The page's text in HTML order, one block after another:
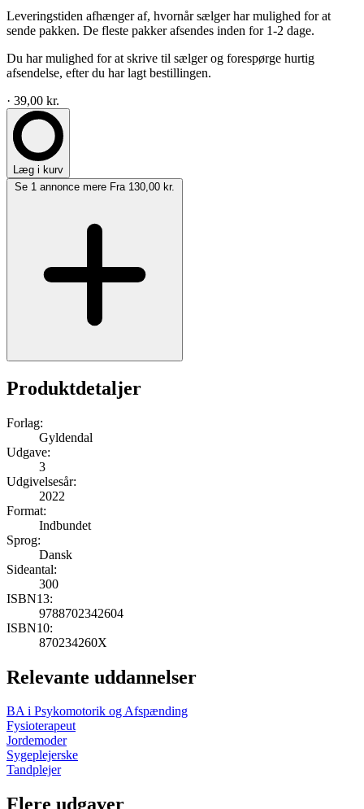
Leveringstiden afhænger af, hvornår sælger har mulighed for at
sende pakken. De fleste pakker afsendes inden for 1-2 dage.
Du har mulighed for at skrive til sælger og forespørge hurtig
afsendelse, efter du har lagt bestillingen.
· 39,00 kr.
Læg i kurv
Se 1 annonce mere Fra 130,00 kr.
Produktdetaljer
Forlag:
Gyldendal
Udgave:
3
Udgivelsesår:
2022
Format:
Indbundet
Sprog:
Dansk
Sideantal:
300
ISBN13:
9788702342604
ISBN10:
870234260X
Relevante uddannelser
BA i Psykomotorik og Afspænding
Fysioterapeut
Jordemoder
Sygeplejerske
Tandplejer
Flere udgaver